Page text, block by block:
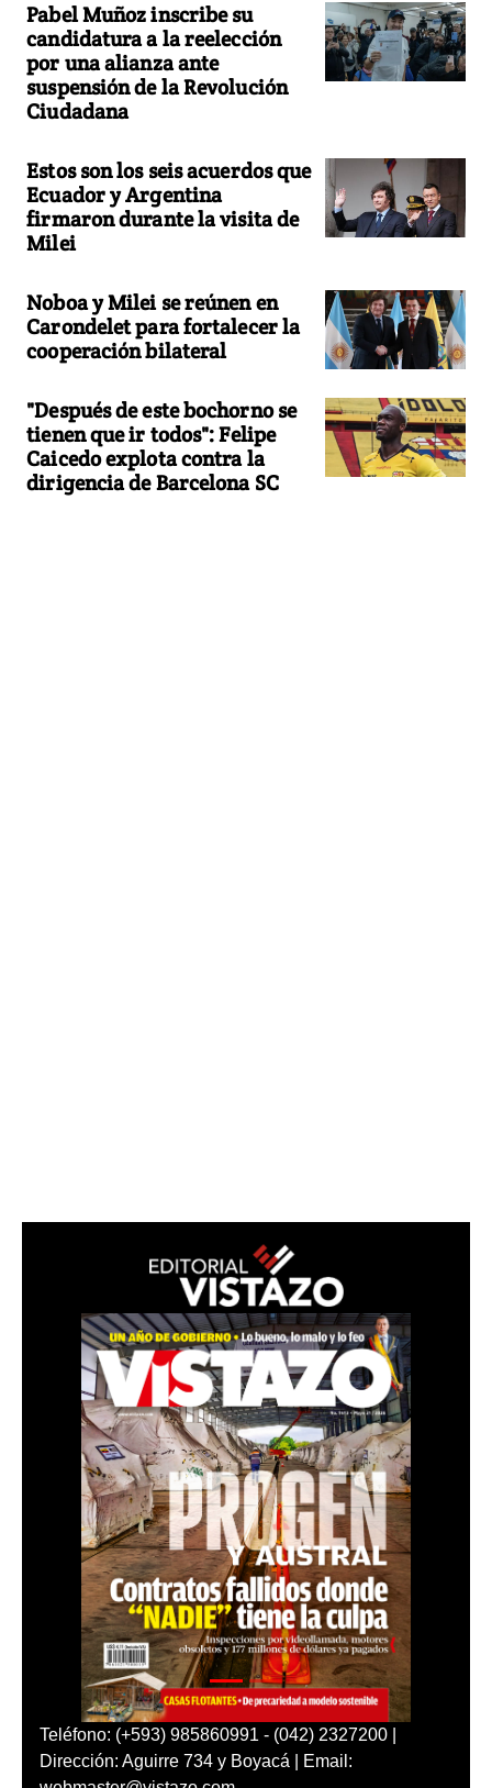
Pabel Muñoz inscribe su
candidatura a la reelección
por una alianza ante
suspensión de la Revolución
Ciudadana
Estos son los seis acuerdos que
Ecuador y Argentina
firmaron durante la visita de
Milei
Noboa y Milei se reúnen en
Carondelet para fortalecer la
cooperación bilateral
"Después de este bochorno se
tienen que ir todos": Felipe
Caicedo explota contra la
dirigencia de Barcelona SC
Teléfono: (+593) 985860991 - (042) 2327200 |
Dirección: Aguirre 734 y Boyacá | Email: